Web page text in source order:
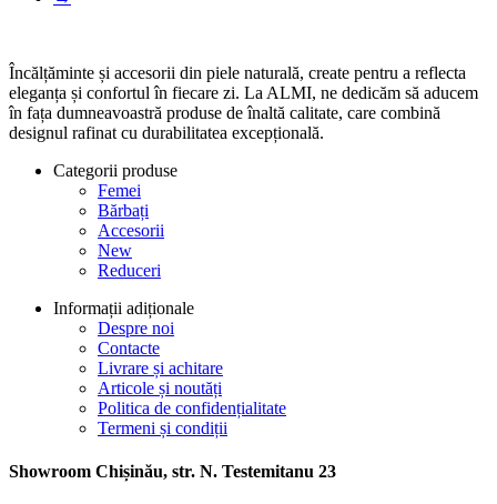
Încălțăminte și accesorii din piele naturală, create pentru a reflecta
eleganța și confortul în fiecare zi. La ALMI, ne dedicăm să aducem
în fața dumneavoastră produse de înaltă calitate, care combină
designul rafinat cu durabilitatea excepțională.
Categorii produse
Femei
Bărbați
Accesorii
New
Reduceri
Informații adiționale
Despre noi
Contacte
Livrare și achitare
Articole și noutăți
Politica de confidențialitate
Termeni și condiții
Showroom Chișinău, str. N. Testemitanu 23